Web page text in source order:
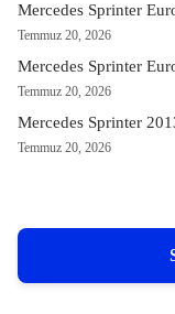
Mercedes Sprinter
Temmuz 20, 2026
Mercedes Sprinter
Temmuz 20, 2026
Mercedes Sprinter
Temmuz 20, 2026